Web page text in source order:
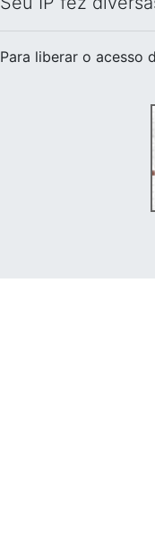
Para liberar o acesso